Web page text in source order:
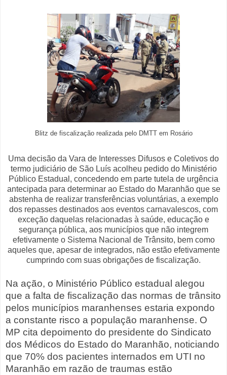
Blitz de fiscalização realizada pelo DMTT em Rosário
Uma decisão da Vara de Interesses Difusos e Coletivos do
termo judiciário de São Luís acolheu pedido do Ministério
Público Estadual, concedendo em parte tutela de urgência
antecipada para determinar ao Estado do Maranhão que se
abstenha de realizar transferências voluntárias, a exemplo
dos repasses destinados aos eventos carnavalescos, com
exceção daquelas relacionadas à saúde, educação e
segurança pública, aos municípios que não integrem
efetivamente o Sistema Nacional de Trânsito, bem como
aqueles que, apesar de integrados, não estão efetivamente
cumprindo com suas obrigações de fiscalização.
Na ação, o Ministério Público estadual alegou
que a falta de fiscalização das normas de trânsito
pelos municípios maranhenses estaria expondo
a constante risco a população maranhense. O
MP cita depoimento do presidente do Sindicato
dos Médicos do Estado do Maranhão, noticiando
que 70% dos pacientes internados em UTI no
Maranhão em razão de traumas estão